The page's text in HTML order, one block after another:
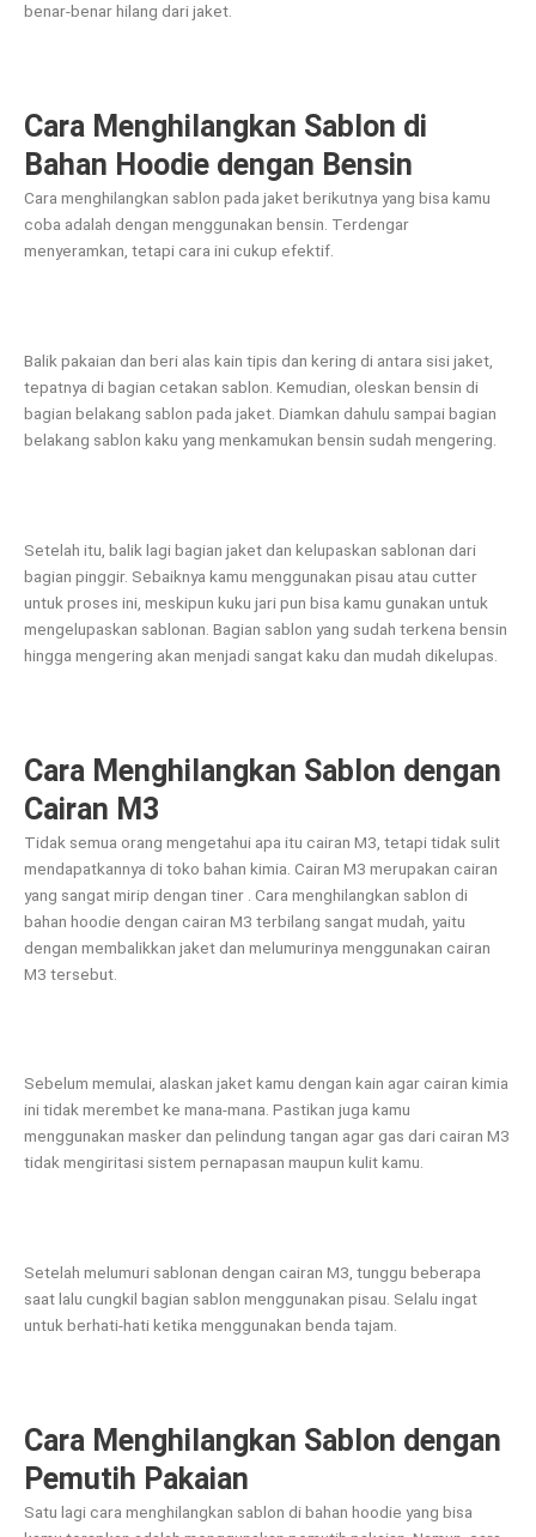
benar-benar hilang dari jaket.
Cara Menghilangkan Sablon di
Bahan Hoodie dengan Bensin
Cara menghilangkan sablon pada jaket berikutnya yang bisa kamu
coba adalah dengan menggunakan bensin. Terdengar
menyeramkan, tetapi cara ini cukup efektif.
Balik pakaian dan beri alas kain tipis dan kering di antara sisi jaket,
tepatnya di bagian cetakan sablon. Kemudian, oleskan bensin di
bagian belakang sablon pada jaket. Diamkan dahulu sampai bagian
belakang sablon kaku yang menkamukan bensin sudah mengering.
Setelah itu, balik lagi bagian jaket dan kelupaskan sablonan dari
bagian pinggir. Sebaiknya kamu menggunakan pisau atau cutter
untuk proses ini, meskipun kuku jari pun bisa kamu gunakan untuk
mengelupaskan sablonan. Bagian sablon yang sudah terkena bensin
hingga mengering akan menjadi sangat kaku dan mudah dikelupas.
Cara Menghilangkan Sablon dengan
Cairan M3
Tidak semua orang mengetahui apa itu cairan M3, tetapi tidak sulit
mendapatkannya di toko bahan kimia. Cairan M3 merupakan cairan
yang sangat mirip dengan tiner . Cara menghilangkan sablon di
bahan hoodie dengan cairan M3 terbilang sangat mudah, yaitu
dengan membalikkan jaket dan melumurinya menggunakan cairan
M3 tersebut.
Sebelum memulai, alaskan jaket kamu dengan kain agar cairan kimia
ini tidak merembet ke mana-mana. Pastikan juga kamu
menggunakan masker dan pelindung tangan agar gas dari cairan M3
tidak mengiritasi sistem pernapasan maupun kulit kamu.
Setelah melumuri sablonan dengan cairan M3, tunggu beberapa
saat lalu cungkil bagian sablon menggunakan pisau. Selalu ingat
untuk berhati-hati ketika menggunakan benda tajam.
Cara Menghilangkan Sablon dengan
Pemutih Pakaian
Satu lagi cara menghilangkan sablon di bahan hoodie yang bisa